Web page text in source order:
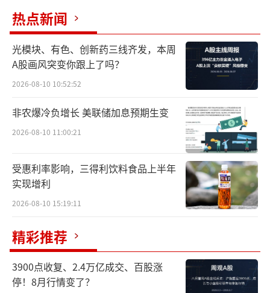
狗后，王小川便将目光投向了AI领域，在大模
型浪潮席卷全球之后，他便果断邀请各大知名
科技公司的优秀AI人才组建了百川智能的研发
团队。
正是凭借着雄厚的资金实力和人才储备，
百川智能成功从一众大模型企业中脱颖而出。
大模型赛道又诞生一家独角兽企业。
能完成了金额达50亿元人民币的A轮融资，并且
公司还将以200亿元的估值开启B轮融资。
百川智能此轮融资的投资方有阿里、小
热点新闻
光模块、有色、创新药三线齐发，本周
A股画风突变你跟上了吗？
2026-08-10 10:52:52
非农爆冷负增长 美联储加息预期生变
2026-08-10 11:00:21
受惠利率影响，三得利饮料食品上半年
实现增利
2026-08-10 15:19:11
精彩推荐
3900点收复、2.4万亿成交、百股涨
停！8月行情变了？